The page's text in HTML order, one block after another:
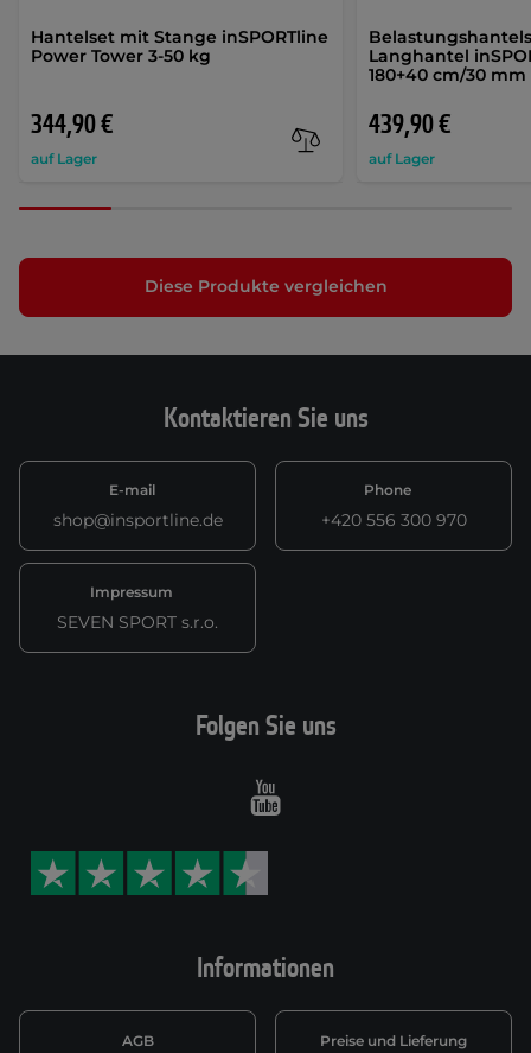
Hantelset mit Stange inSPORTline
Power Tower 3-50 kg
344,90 €
auf Lager
Langhantel
180+40 cm/30
439,90 €
auf Lager
Diese Produkte vergleichen
Kontaktieren Sie uns
E-mail
shop@insportline.de
Phone
+420 556 300 970
Impressum
SEVEN SPORT s.r.o.
Informationen
AGB Preise und Lieferung
Folgen Sie uns
Youtube